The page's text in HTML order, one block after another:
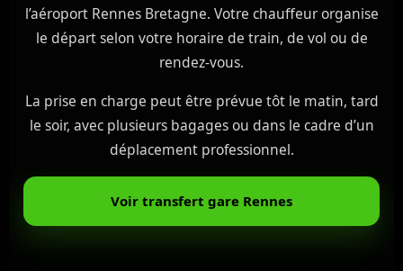
l’aéroport Rennes Bretagne. Votre chauffeur organise
le départ selon votre horaire de train, de vol ou de
rendez-vous.
La prise en charge peut être prévue tôt le matin, tard
le soir, avec plusieurs bagages ou dans le cadre d’un
déplacement professionnel.
Voir transfert gare Rennes